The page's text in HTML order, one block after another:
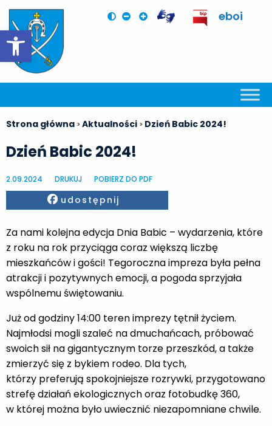
Otwórz pasek narzędzi
eboi
Strona główna >Aktualności > Dzień Babic 2024!
Dzień Babic 2024!
2.09.2024 DRUKUJ POBIERZ DO PDF
Facebook
udostępnij
Za nami kolejna edycja Dnia Babic – wydarzenia, które
z roku na rok przyciąga coraz większą liczbę
mieszkańców i gości! Tegoroczna impreza była pełna
atrakcji i pozytywnych emocji, a pogoda sprzyjała
wspólnemu świętowaniu.
Już od godziny 14:00 teren imprezy tętnił życiem.
Najmłodsi mogli szaleć na dmuchańcach, próbować
swoich sił na gigantycznym torze przeszkód, a także
zmierzyć się z bykiem rodeo. Dla tych,
którzy preferują spokojniejsze rozrywki, przygotowano
strefę działań ekologicznych oraz fotobudkę 360,
w której można było uwiecznić niezapomniane chwile.